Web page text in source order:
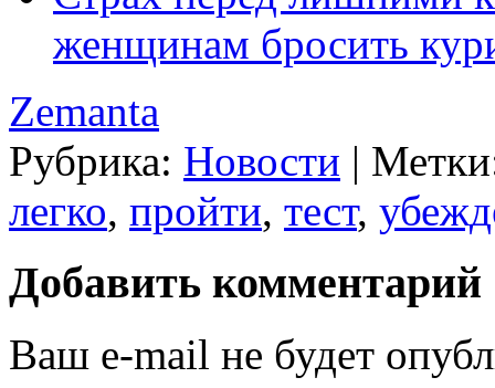
женщинам бросить
Zemanta
Рубрика: Новости |
легко, пройти, тест,
Добавить комментарий
Ваш e-mail не будет